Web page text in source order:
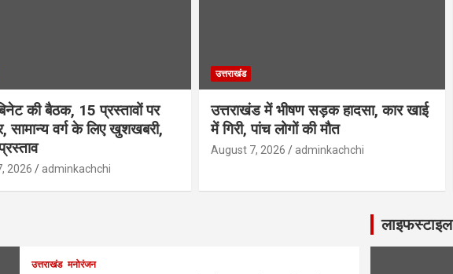
की बैठक, 15 प्रस्तावों पर
सामान्य वर्ग के लिए खुशखबरी,
2026 adminkachchi
उत्तराखंड
उत्तराखंड में भीषण सड़क हादसा, कार खाई
में गिरी, पांच लोगों की मौत
August 7, 2026 adminkachchi
उत्तराखंड मनोरंजन
लाइफस्टाइल